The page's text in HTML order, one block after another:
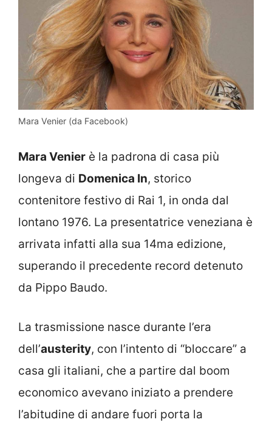
Mara Venier (da Facebook)
Mara Venier è la padrona di casa più
longeva di Domenica In, storico
contenitore festivo di Rai 1, in onda dal
lontano 1976. La presentatrice veneziana è
arrivata infatti alla sua 14ma edizione,
superando il precedente record detenuto
da Pippo Baudo.
La trasmissione nasce durante l’era
dell’austerity, con l’intento di “bloccare” a
casa gli italiani, che a partire dal boom
economico avevano iniziato a prendere
l’abitudine di andare fuori porta la